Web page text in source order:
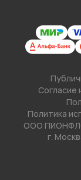
Согласие
Политика
ООО
г.